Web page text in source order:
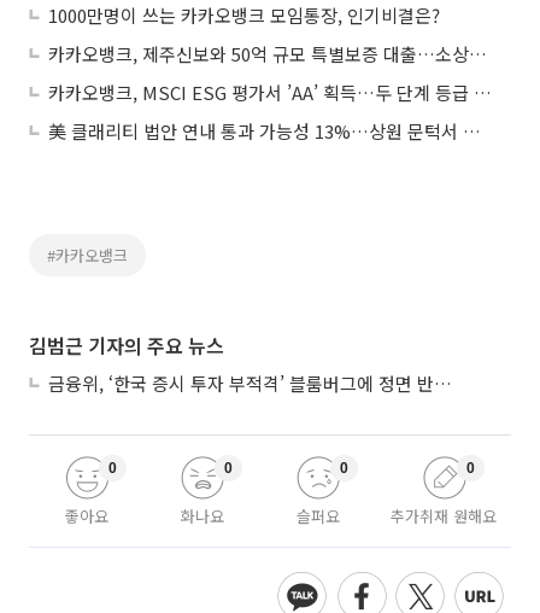
1000만명이 쓰는 카카오뱅크 모임통장, 인기비결은?
카카오뱅크, 제주신보와 50억 규모 특별보증 대출…소상공인 금융지원
카카오뱅크, MSCI ESG 평가서 ’AA’ 획득…두 단계 등급 상향
美 클래리티 법안 연내 통과 가능성 13%…상원 문턱서 제동
#카카오뱅크
김범근 기자의 주요 뉴스
금융위, ‘한국 증시 투자 부적격’ 블룸버그에 정면 반박…“근거 불분명”
좋아요
0
화나요
0
슬퍼요
0
추가취재 원해요
0